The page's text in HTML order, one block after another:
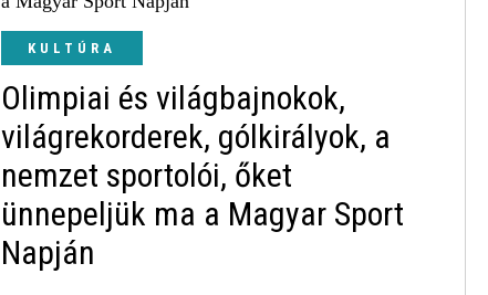
KULTÚRA
Olimpiai és világbajnokok,
világrekorderek, gólkirályok, a
nemzet sportolói, őket
ünnepeljük ma a Magyar Sport
Napján